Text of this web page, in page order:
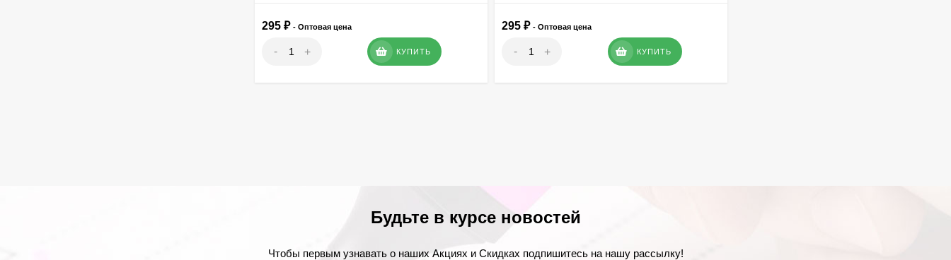
295 ₽ - Оптовая цена
- + КУПИТЬ
295 ₽ - Оптовая цена
- + КУПИТЬ
Будьте в курсе новостей
Чтобы первым узнавать о наших Акциях и Скидках подпишитесь на нашу рассылку!